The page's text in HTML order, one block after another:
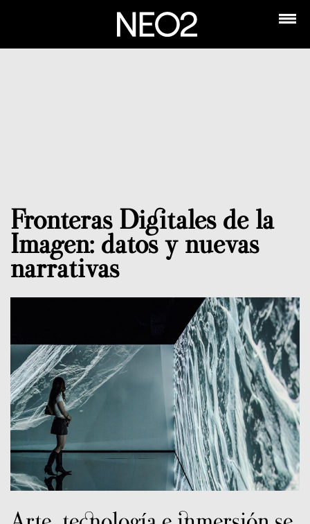
Fronteras Digitales de la
Imagen: datos y nuevas
narrativas